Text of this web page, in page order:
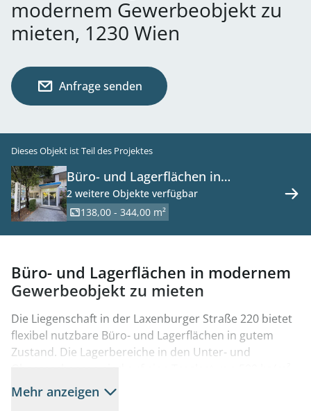
modernem Gewerbeobjekt zu
mieten, 1230 Wien
Anfrage senden
Dieses Objekt ist Teil des Projektes
Büro- und Lagerflächen in
modernem Gewerbeobjekt zu
mieten, 1230 Wien
2 weitere Objekte verfügbar
138,00 - 344,00 m²
Büro- und Lagerflächen in modernem
Gewerbeobjekt zu mieten
Die Liegenschaft in der Laxenburger Straße 220 bietet
flexibel nutzbare Büro- und Lagerflächen in gutem
Zustand. Die Lagerbereiche in den Unter- und
ausgelegt und eignen sich damit für unterschiedliche
Lager- und Produktionsnutzungen. Die Büroflächen
Mehr anzeigen